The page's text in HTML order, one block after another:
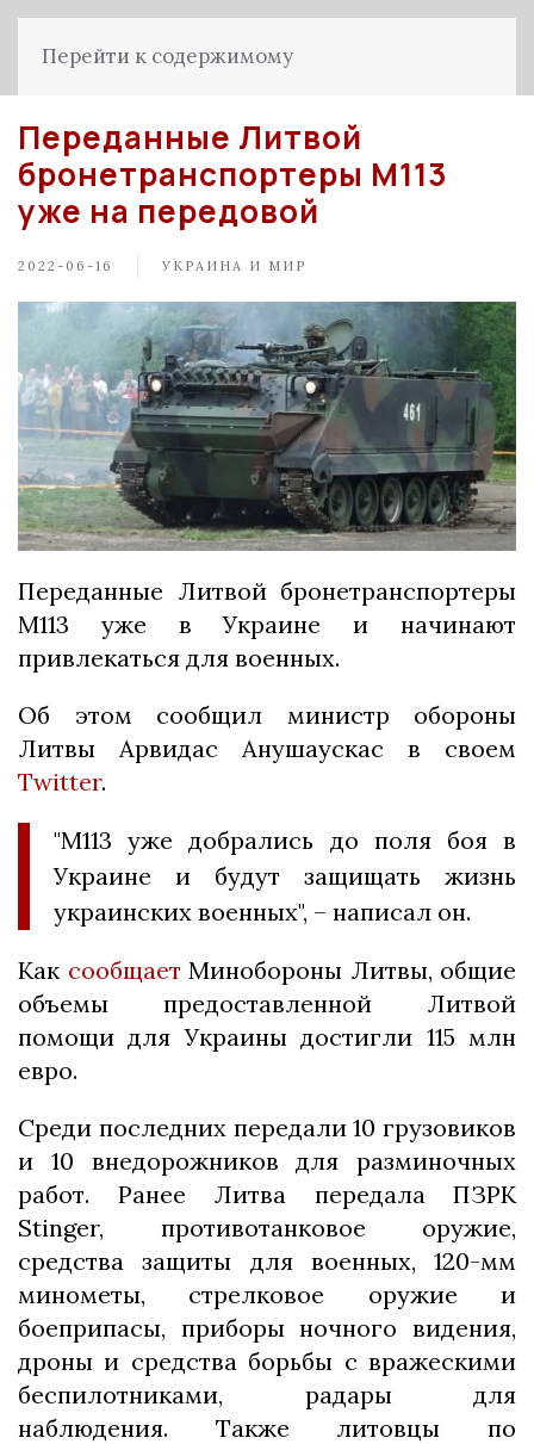
Перейти к содержимому
Переданные Литвой
бронетранспортеры М113
уже на передовой
2022-06-16 УКРАИНА И МИР
Переданные Литвой бронетранспортеры
М113 уже в Украине и начинают
привлекаться для военных.
Об этом сообщил министр обороны
Литвы Арвидас Анушаускас в своем
Twitter.
"M113 уже добрались до поля боя в
Украине и будут защищать жизнь
украинских военных", – написал он.
Как сообщает Минобороны Литвы, общие
объемы предоставленной Литвой
помощи для Украины достигли 115 млн
евро.
Среди последних передали 10 грузовиков
и 10 внедорожников для разминочных
работ. Ранее Литва передала ПЗРК
Stinger, противотанковое оружие,
средства защиты для военных, 120-мм
минометы, стрелковое оружие и
боеприпасы, приборы ночного видения,
дроны и средства борьбы с вражескими
беспилотниками, радары для
наблюдения. Также литовцы по